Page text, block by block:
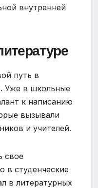
внутренней
путь в
Уже в школьные
к написанию
вызывали
и учителей.
свое
в студенческие
в литературных